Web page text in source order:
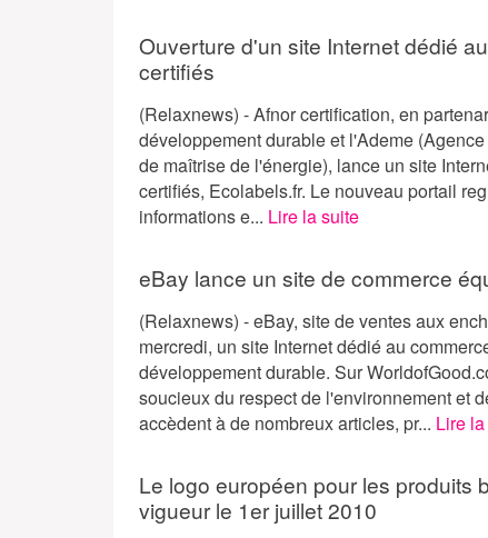
Ouverture d'un site Internet dédié
certifiés
(Relaxnews) - Afnor certification, en
développement durable et l'Ademe
de maîtrise de l'énergie), lance un site
certifiés, Ecolabels.fr. Le nouveau portail
informations e... Lire la suite
eBay lance un site de commerce
(Relaxnews) - eBay, site de ventes aux
mercredi, un site Internet dédié au
développement durable. Sur
soucieux du respect de l'environnement et
accèdent à de nombreux articles, pr... Lire
Le logo européen pour les produits
vigueur le 1er juillet 2010